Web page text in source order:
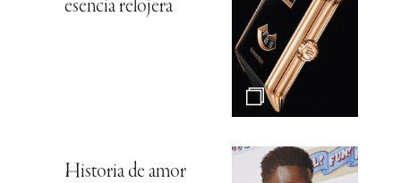
esencia relojera
Historia de amor